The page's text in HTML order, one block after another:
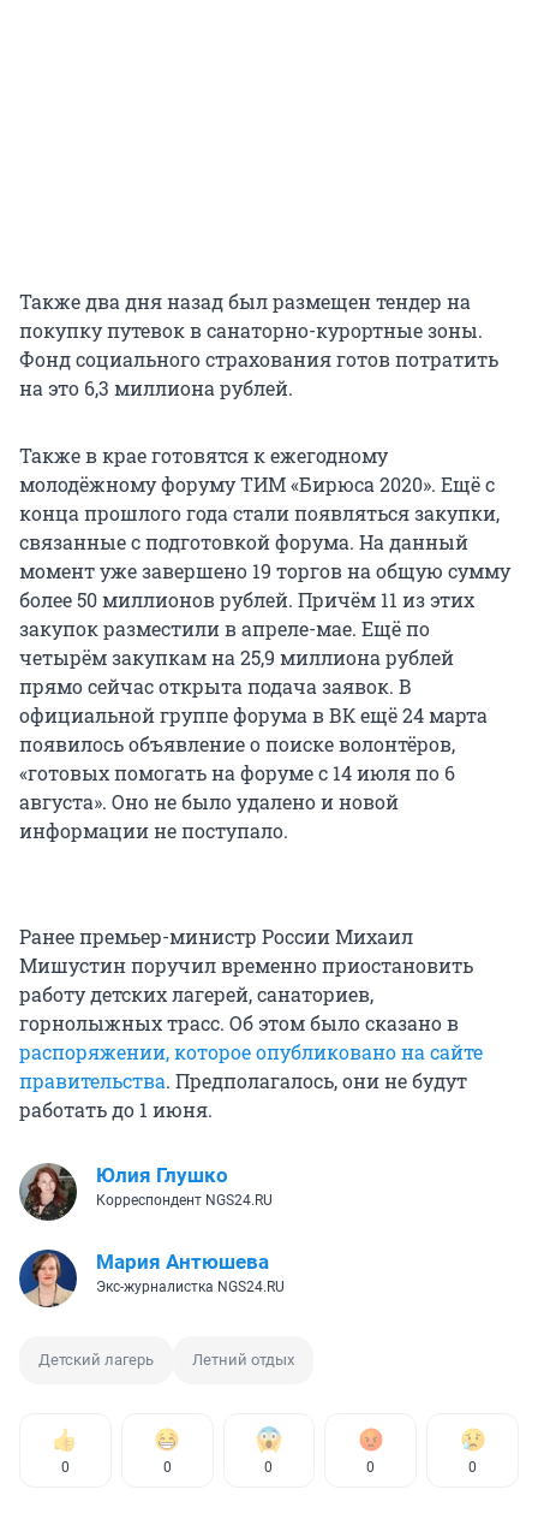
Также два дня назад был размещен тендер на
покупку путевок в санаторно-курортные зоны.
Фонд социального страхования готов потратить
на это 6,3 миллиона рублей.
Также в крае готовятся к ежегодному
молодёжному форуму ТИМ «Бирюса 2020». Ещё с
конца прошлого года стали появляться закупки,
связанные с подготовкой форума. На данный
момент уже завершено 19 торгов на общую сумму
более 50 миллионов рублей. Причём 11 из этих
закупок разместили в апреле-мае. Ещё по
четырём закупкам на 25,9 миллиона рублей
прямо сейчас открыта подача заявок. В
официальной группе форума в ВК ещё 24 марта
появилось объявление о поиске волонтёров,
«готовых помогать на форуме с 14 июля по 6
августа». Оно не было удалено и новой
информации не поступало.
Ранее премьер-министр России Михаил
Мишустин поручил временно приостановить
работу детских лагерей, санаториев,
горнолыжных трасс. Об этом было сказано в
распоряжении, которое опубликовано на сайте
правительства. Предполагалось, они не будут
работать до 1 июня.
Юлия Глушко
Корреспондент NGS24.RU
Мария Антюшева
Экс-журналистка NGS24.RU
Детский лагерь Летний отдых
0 0 0 0 0